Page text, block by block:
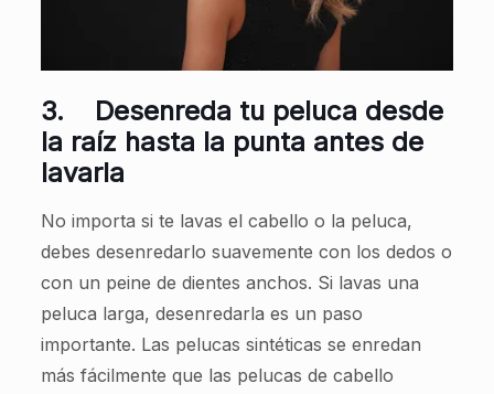
3. Desenreda tu peluca desde
la raíz hasta la punta antes de
lavarla
No importa si te lavas el cabello o la peluca,
debes desenredarlo suavemente con los dedos o
con un peine de dientes anchos. Si lavas una
peluca larga, desenredarla es un paso
importante. Las pelucas sintéticas se enredan
más fácilmente que las pelucas de cabello